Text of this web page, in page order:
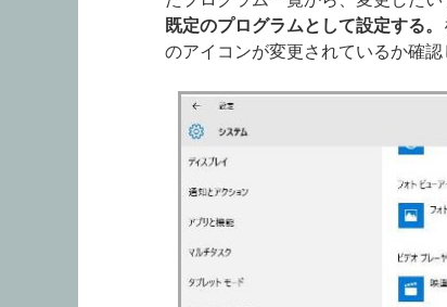
既定のプログラムとして設定する。
のアイコンが変更されているか確認